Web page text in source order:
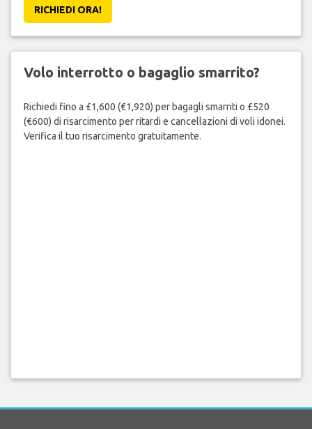
RICHIEDI ORA!
Volo interrotto o bagaglio smarrito?
Richiedi fino a £1,600 (€1,920) per bagagli smarriti o £520
(€600) di risarcimento per ritardi e cancellazioni di voli idonei.
Verifica il tuo risarcimento gratuitamente.